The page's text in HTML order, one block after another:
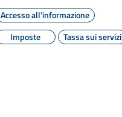
Accesso all'informazione
Imposte
Tassa sui servizi